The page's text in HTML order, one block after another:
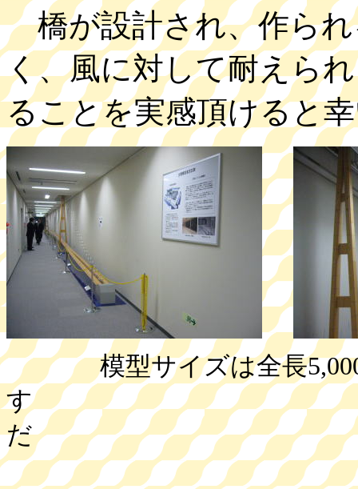
橋が設計され、作られ
く、風に対して耐えら
ることを実感頂けると
模型サイズは全長
す こんなに緻
だ